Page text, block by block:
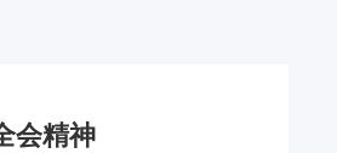
会精神